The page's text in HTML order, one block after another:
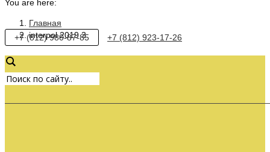
You are here:
Главная
interpol 2019 3
+7 (812) 980-87-85 +7 (812) 923-17-26